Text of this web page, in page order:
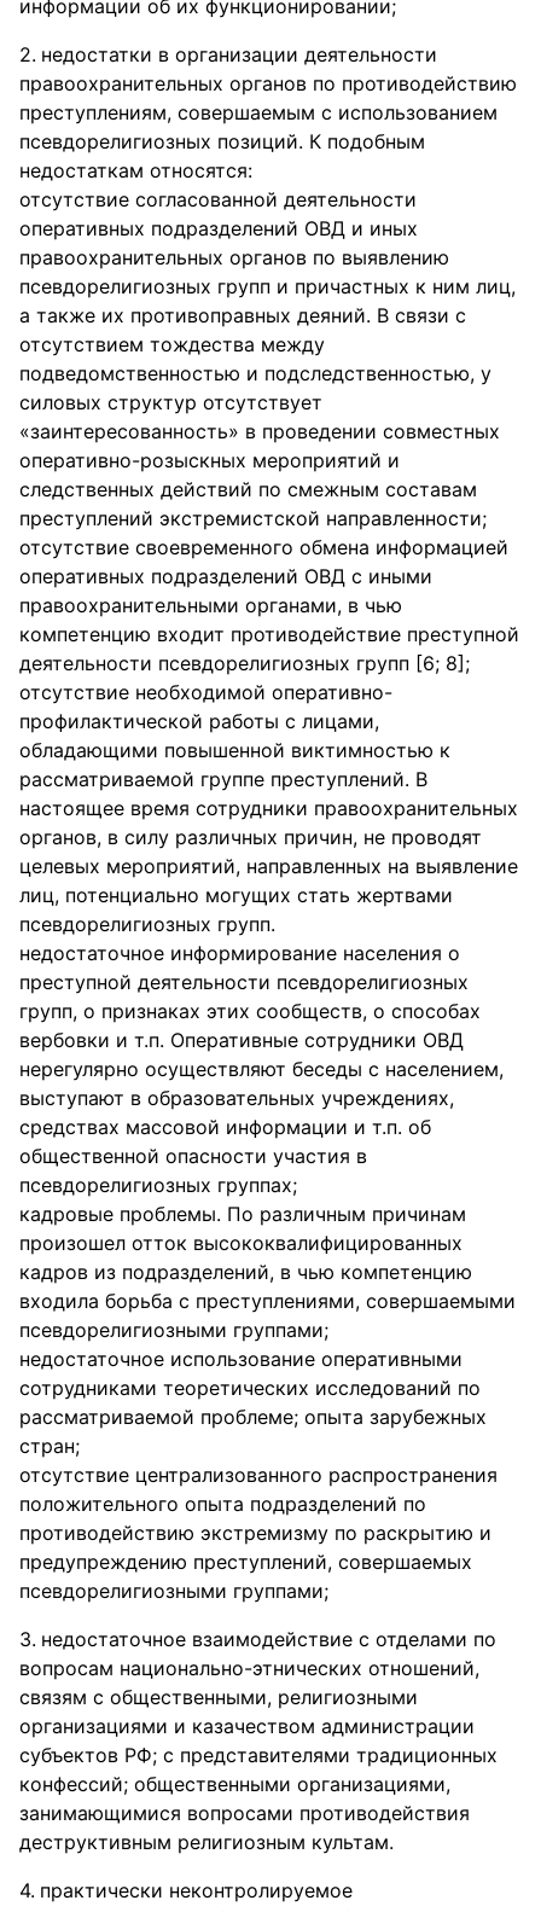
информации об их функционировании;
недостатки в организации деятельности
правоохранительных органов по противодействию
преступлениям, совершаемым с использованием
псевдорелигиозных позиций. К подобным
недостаткам относятся:
отсутствие согласованной деятельности
оперативных подразделений ОВД и иных
правоохранительных органов по выявлению
псевдорелигиозных групп и причастных к ним лиц,
а также их противоправных деяний. В связи с
отсутствием тождества между
подведомственностью и подследственностью, у
силовых структур отсутствует
«заинтересованность» в проведении совместных
оперативно-розыскных мероприятий и
следственных действий по смежным составам
преступлений экстремистской направленности;
отсутствие своевременного обмена информацией
оперативных подразделений ОВД с иными
правоохранительными органами, в чью
компетенцию входит противодействие преступной
деятельности псевдорелигиозных групп [6; 8];
отсутствие необходимой оперативно-
профилактической работы с лицами,
обладающими повышенной виктимностью к
рассматриваемой группе преступлений. В
настоящее время сотрудники правоохранительных
органов, в силу различных причин, не проводят
целевых мероприятий, направленных на выявление
лиц, потенциально могущих стать жертвами
псевдорелигиозных групп.
недостаточное информирование населения о
преступной деятельности псевдорелигиозных
групп, о признаках этих сообществ, о способах
вербовки и т.п. Оперативные сотрудники ОВД
нерегулярно осуществляют беседы с населением,
выступают в образовательных учреждениях,
средствах массовой информации и т.п. об
общественной опасности участия в
псевдорелигиозных группах;
кадровые проблемы. По различным причинам
произошел отток высококвалифицированных
кадров из подразделений, в чью компетенцию
входила борьба с преступлениями, совершаемыми
псевдорелигиозными группами;
недостаточное использование оперативными
сотрудниками теоретических исследований по
рассматриваемой проблеме; опыта зарубежных
стран;
отсутствие централизованного распространения
положительного опыта подразделений по
противодействию экстремизму по раскрытию и
предупреждению преступлений, совершаемых
псевдорелигиозными группами;
недостаточное взаимодействие с отделами по
вопросам национально-этнических отношений,
связям с общественными, религиозными
организациями и казачеством администрации
субъектов РФ; с представителями традиционных
конфессий; общественными организациями,
занимающимися вопросами противодействия
деструктивным религиозным культам.
практически неконтролируемое